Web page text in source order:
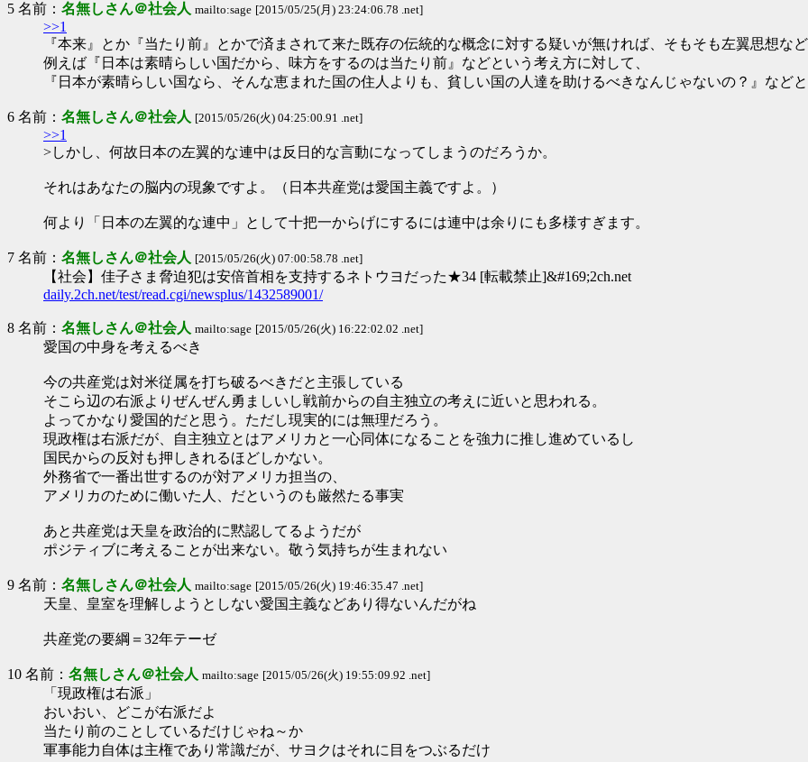
5 名前： 名無しさん＠社会人 mailto:sage [2015/05/25(月) 23:24:06.78 .net]
>>1
『本来』とか『当たり前』とかで済まされて来た既存の伝統的な概念に対する疑いが無ければ、そもそも左翼思想など
例えば『日本は素晴らしい国だから、味方をするのは当たり前』などという考え方に対して、
『日本が素晴らしい国なら、そんな恵まれた国の住人よりも、貧しい国の人達を助けるべきなんじゃないの？』など
6 名前： 名無しさん＠社会人 [2015/05/26(火) 04:25:00.91 .net]
>>1
>しかし、何故日本の左翼的な連中は反日的な言動になってしまうのだろうか。
それはあなたの脳内の現象ですよ。（日本共産党は愛国主義ですよ。）
何より「日本の左翼的な連中」として十把一からげにするには連中は余りにも多様すぎます。
7 名前： 名無しさん＠社会人 [2015/05/26(火) 07:00:58.78 .net]
【社会】佳子さま脅迫犯は安倍首相を支持するネトウヨだった★34 [転載禁止]&#169;2ch.net
daily.2ch.net/test/read.cgi/newsplus/1432589001/
8 名前： 名無しさん＠社会人 mailto:sage [2015/05/26(火) 16:22:02.02 .net]
愛国の中身を考えるべき
今の共産党は対米従属を打ち破るべきだと主張している
そこら辺の右派よりぜんぜん勇ましいし戦前からの自主独立の考えに近いと思われる。
よってかなり愛国的だと思う。ただし現実的には無理だろう。
現政権は右派だが、自主独立とはアメリカと一心同体になることを強力に推し進めているし
国民からの反対も押しきれるほどしかない。
外務省で一番出世するのが対アメリカ担当の、
アメリカのために働いた人、だというのも厳然たる事実
あと共産党は天皇を政治的に黙認してるようだが
ポジティブに考えることが出来ない。敬う気持ちが生まれない
9 名前： 名無しさん＠社会人 mailto:sage [2015/05/26(火) 19:46:35.47 .net]
天皇、皇室を理解しようとしない愛国主義などあり得ないんだがね
共産党の要綱＝32年テーゼ
10 名前： 名無しさん＠社会人 mailto:sage [2015/05/26(火) 19:55:09.92 .net]
「現政権は右派」
おいおい、どこが右派だよ
当たり前のことしているだけじゃね～か
軍事能力自体は主権であり常識だが、サヨクはそれに目をつぶるだけ